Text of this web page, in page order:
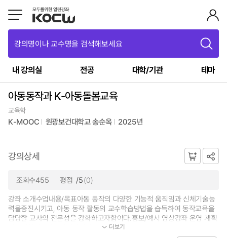
강의명이나 교수명을 검색해보세요
내 강의실 전공 대학/기관 테마
아동동작과 K-아동돌봄교육
교육학
K-MOOC 원광보건대학교 송순옥 2025년
강의상세
조회수455 평점 /5(0)
강좌 소개수업내용/목표아동 동작의 다양한 기능적 움직임과 신체기술능
력을증진시키고, 아동 동작 활동의 교수학습방법을 습득하여 동작교육을
담당할 교사의 전문성을 강화하고자함이다.홍보/예시 영상강좌 운영 계획
강의계획서주차주차명단원차시...
더보기